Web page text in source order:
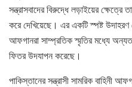
সন্ত্রাসবাদের বিরুদ্ধে লড়াইয়ের ক্ষেত্রে
করে দেখিয়েছে। এর একটি স্পষ্ট
আফগানরা সাম্প্রতিক স্মৃতির মধ্যে
ফিতর উদযাপন করেছে।
পাকিস্তানের সন্ত্রাসী সামরিক বাহিনী